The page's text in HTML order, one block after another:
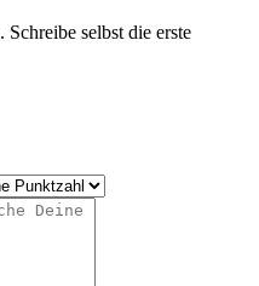
selbst die erste